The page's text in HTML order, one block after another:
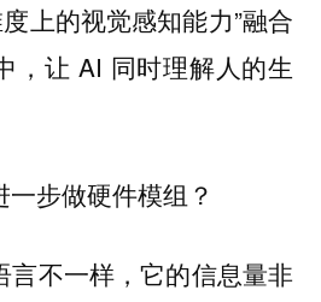
上的视觉感知能力”融合
，让 AI 同时理解人的生
步做硬件模组？
言不一样，它的信息量非